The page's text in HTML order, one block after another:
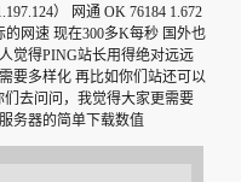
） 网通 OK 76184 1.672
的网速 现在300多K每秒 国外也
觉得PING站长用得绝对远远
要多样化 再比如你们站还可以
们去问问，我觉得大家更需要
务器的简单下载数值